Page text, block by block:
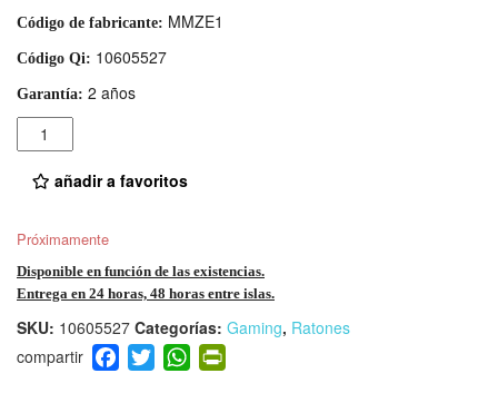
Código de fabricante: MMZE1
Código Qi: 10605527
Garantía: 2 años
Cantidad
añadir a favoritos
Próximamente
Disponible en función de las existencias.
Entrega en 24 horas, 48 horas entre islas.
SKU: 10605527 Categorías: Gaming, Ratones
F
a
T
wi
W
h